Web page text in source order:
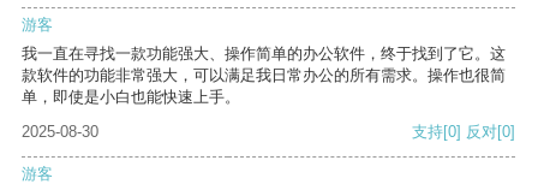
游客
我一直在寻找一款功能强大、操作简单的办公软件，终于找到了它。这
款软件的功能非常强大，可以满足我日常办公的所有需求。操作也很简
单，即使是小白也能快速上手。
2025-08-30
支持[0] 反对[0]
游客